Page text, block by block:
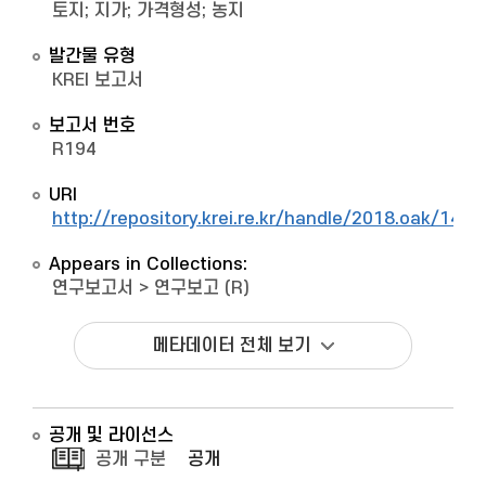
토지; 지가; 가격형성; 농지
발간물 유형
KREI 보고서
보고서 번호
R194
URI
http://repository.krei.re.kr/handle/2018.oak/
Appears in Collections:
연구보고서 > 연구보고 (R)
메타데이터 전체 보기
공개 및 라이선스
공개 구분
공개